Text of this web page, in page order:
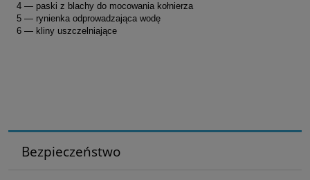
4 — paski z blachy do mocowania kołnierza
5 — rynienka odprowadzająca wodę
6 — kliny uszczelniające
Bezpieczeństwo